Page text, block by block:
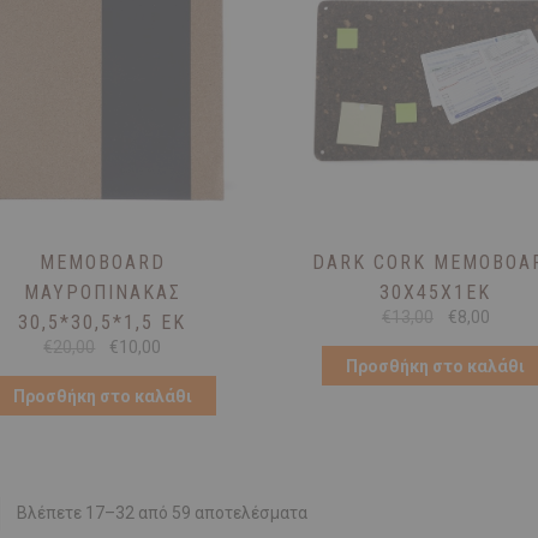
MEMOBOARD
ΜΑΥΡΟΠΊΝΑΚΑΣ
30,5*30,5*1,5 ΕΚ
€20,00
Original
€20,00.
€10,00
τιμή
είναι:
Προσθήκη στο καλάθι
DARK CORK
30X45X1ΕΚ
€13,00
Original
€13,00.
€8,00Η
τιμή
είναι:
Προσθήκη στο καλάθι
Βλέπετε 17–32 από 59 αποτελέσματα